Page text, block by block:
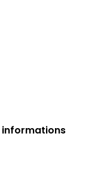
informations